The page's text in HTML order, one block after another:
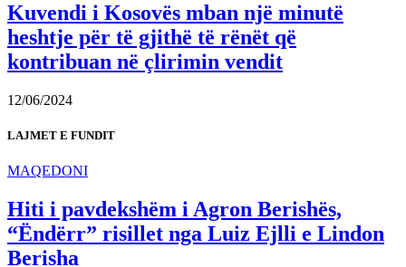
Kuvendi i Kosovës mban një minutë
heshtje për të gjithë të rënët që
kontribuan në çlirimin vendit
12/06/2024
LAJMET E FUNDIT
MAQEDONI
Hiti i pavdekshëm i Agron Berishës,
“Ëndërr” risillet nga Luiz Ejlli e Lindon
Berisha